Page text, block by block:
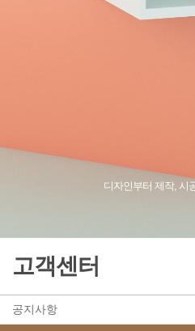
디자인부터 제작, 시
고객센터
공지사항